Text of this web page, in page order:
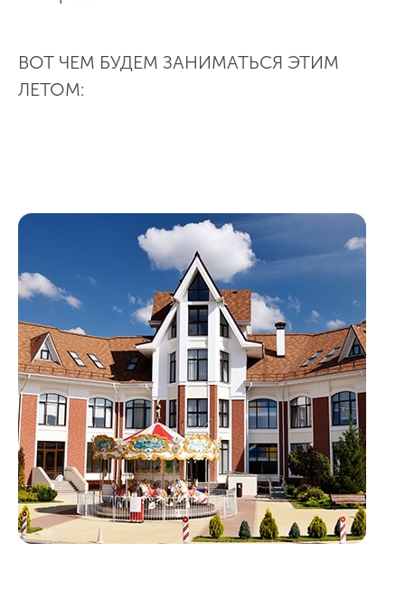
ВОТ ЧЕМ БУДЕМ ЗАНИМАТЬСЯ ЭТИМ
ЛЕТОМ: